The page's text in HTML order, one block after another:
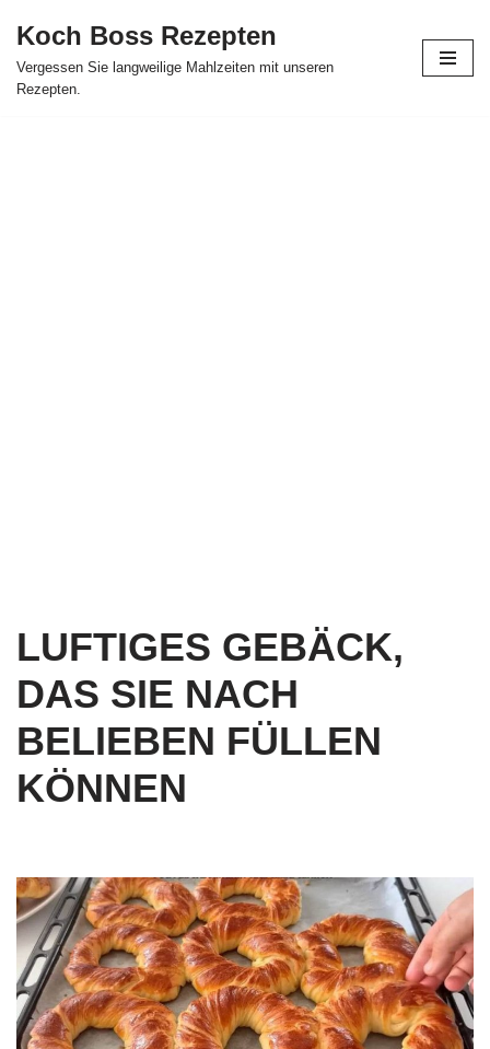
Skip
to
Koch Boss Rezepten
Vergessen Sie langweilige Mahlzeiten mit unseren
Rezepten.
LUFTIGES GEBÄCK,
DAS SIE NACH
BELIEBEN FÜLLEN
KÖNNEN